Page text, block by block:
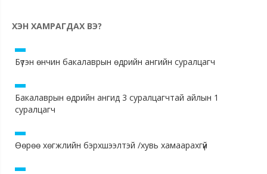
ХЭН ХАМРАГДАХ ВЭ?
Бүтэн өнчин бакалаврын өдрийн ангийн суралцагч
Бакалаврын өдрийн ангид 3 суралцагчтай айлын 1
суралцагч
Өөрөө хөгжлийн бэрхшээлтэй /хувь хамаарахгүй